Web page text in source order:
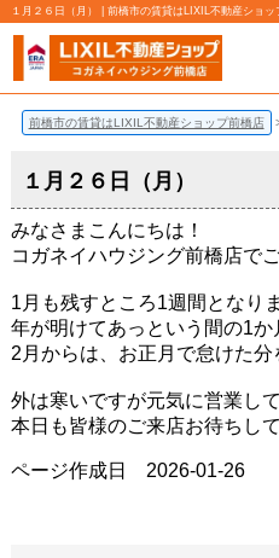
１月２６日（月） | 前橋市の賃貸はLIXIL不動産ショッ
前橋市の賃貸はLIXIL不動産ショップ前橋店
１月２６日（月）
みなさまこんにちは！
コガネイハウジング前橋店で
1月も残すところ1週間となり
年が明けてあっという間の1か
2月からは、お正月で怠けた分
外は寒いですが元気に営業して
本日も皆様のご来店お待ちし
ページ作成日 2026-01-26